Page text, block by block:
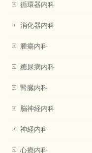
循環器内科
消化器内科
腫瘍内科
糖尿病内科
腎臓内科
脳神経内科
神経内科
心療内科